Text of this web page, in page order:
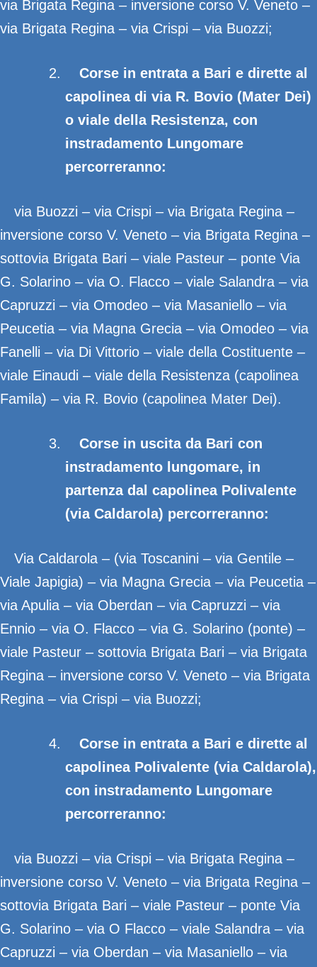
via Brigata Regina – inversione corso V. Veneto –
via Brigata Regina – via Crispi – via Buozzi;
Corse in entrata a Bari e dirette al
capolinea di via R. Bovio (Mater Dei)
o viale della Resistenza, con
instradamento Lungomare
percorreranno:
via Buozzi – via Crispi – via Brigata Regina –
inversione corso V. Veneto – via Brigata Regina –
sottovia Brigata Bari – viale Pasteur – ponte Via
G. Solarino – via O. Flacco – viale Salandra – via
Capruzzi – via Omodeo – via Masaniello – via
Peucetia – via Magna Grecia – via Omodeo – via
Fanelli – via Di Vittorio – viale della Costituente –
viale Einaudi – viale della Resistenza (capolinea
Famila) – via R. Bovio (capolinea Mater Dei).
Corse in uscita da Bari con
instradamento lungomare, in
partenza dal capolinea Polivalente
(via Caldarola) percorreranno:
Via Caldarola – (via Toscanini – via Gentile –
Viale Japigia) – via Magna Grecia – via Peucetia –
via Apulia – via Oberdan – via Capruzzi – via
Ennio – via O. Flacco – via G. Solarino (ponte) –
viale Pasteur – sottovia Brigata Bari – via Brigata
Regina – inversione corso V. Veneto – via Brigata
Regina – via Crispi – via Buozzi;
Corse in entrata a Bari e dirette al
capolinea Polivalente (via Caldarola),
con instradamento Lungomare
percorreranno:
via Buozzi – via Crispi – via Brigata Regina –
inversione corso V. Veneto – via Brigata Regina –
sottovia Brigata Bari – viale Pasteur – ponte Via
G. Solarino – via O Flacco – viale Salandra – via
Capruzzi – via Oberdan – via Masaniello – via